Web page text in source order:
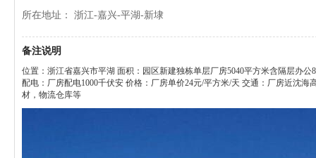
所在地址： 浙江-嘉兴-平湖-新埭
备注说明
位置：浙江省嘉兴市平湖 面积：园区新建独栋单层厂房5040平方米含隔层办
配电：厂房配电1000千伏安 价格：厂房单价24元/平方米/天 交通：厂房近沈
材，物流仓库等